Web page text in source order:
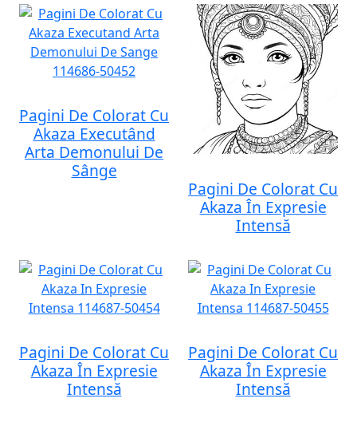
Pagini De Colorat Cu
Akaza Executând
Arta Demonului De
Sânge
Pagini De Colorat Cu
Akaza În Expresie
Intensă
Pagini De Colorat Cu
Akaza În Expresie
Intensă
Pagini De Colorat Cu
Akaza În Expresie
Intensă